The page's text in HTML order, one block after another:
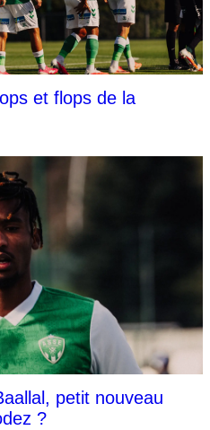
et flops de la
petit nouveau
?